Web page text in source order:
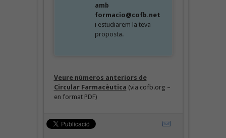
amb
formacio@cofb.net
i estudiarem la teva
proposta.
Veure números anteriors de
Circular Farmacèutica (via cofb.org –
en format PDF)